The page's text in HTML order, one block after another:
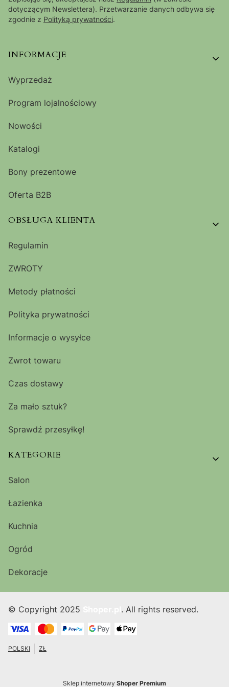
dotyczącym Newslettera). Przetwarzanie danych odbywa się
zgodnie z Polityką prywatności.
Linki w stopce
INFORMACJE
Wyprzedaż
Program lojalnościowy
Nowości
Katalogi
Bony prezentowe
Oferta B2B
OBSŁUGA KLIENTA
Regulamin
ZWROTY
Metody płatności
Polityka prywatności
Informacje o wysyłce
Zwrot towaru
Czas dostawy
Za mało sztuk?
Sprawdź przesyłkę!
KATEGORIE
Salon
Łazienka
Kuchnia
Ogród
Dekoracje
© Copyright 2025 . All rights reserved.
POLSKI ZŁ
Sklep internetowy Shoper Premium